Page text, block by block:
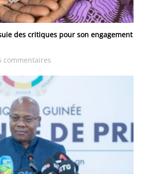
des critiques pour son engagement
commentaires